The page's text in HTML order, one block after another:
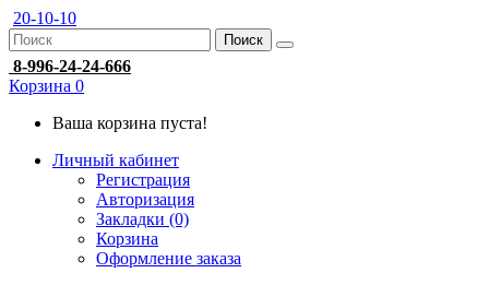
20-10-10
Поиск
8-996-24-24-666
Корзина 0
Ваша корзина пуста!
Личный кабинет
Регистрация
Авторизация
Закладки (0)
Корзина
Оформление заказа